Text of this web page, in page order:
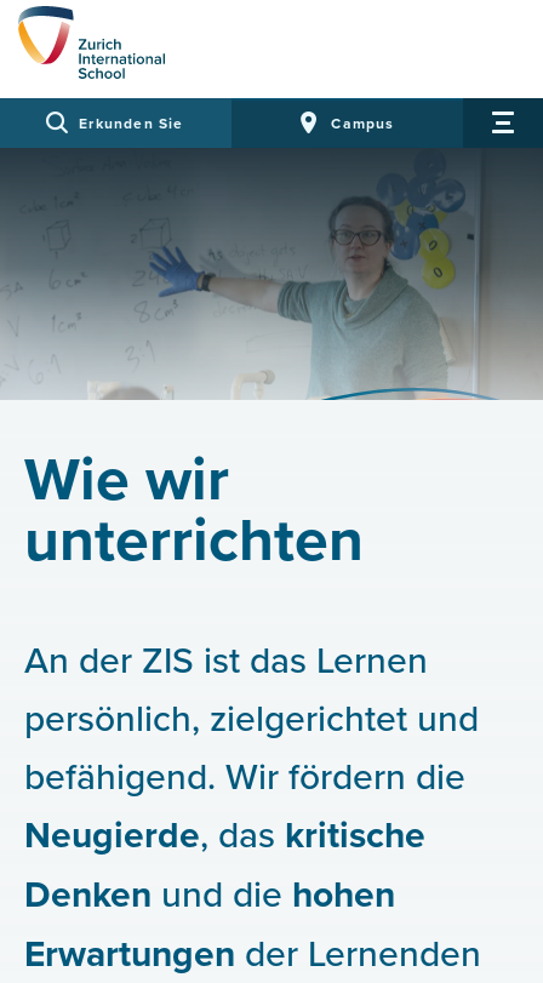
Erkunden Sie Campus
Wie wir
unterrichten
An der ZIS ist das Lernen
persönlich, zielgerichtet und
befähigend. Wir fördern die
Neugierde, das kritische
Denken und die hohen
Erwartungen der Lernenden